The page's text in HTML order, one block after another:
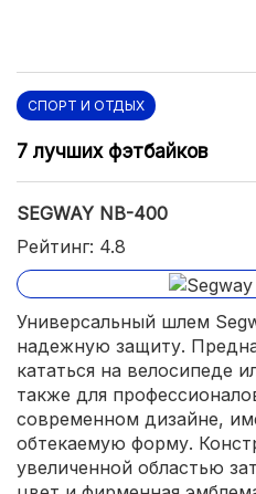
СПОРТ И ОТДЫХ
7 лучших фэтбайков
SEGWAY NB-400
Рейтинг: 4.8
Универсальный шлем
надежную защиту.
кататься на велосипеде
также для
современном дизайне,
обтекаемую форму.
увеличенной областью